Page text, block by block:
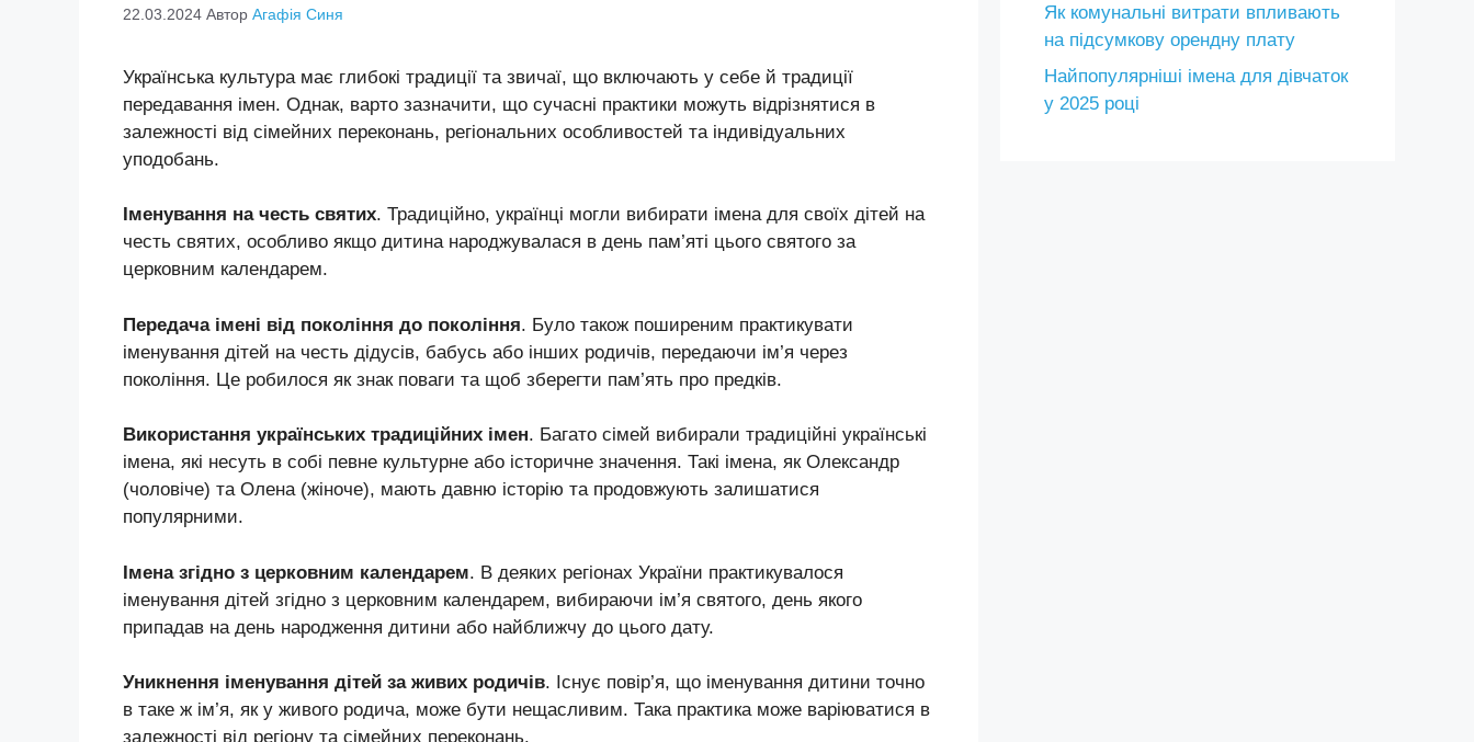
22.03.2024 Автор Агафія Синя
Українська культура має глибокі традиції та звичаї, що включають у себе й традиції
передавання імен. Однак, варто зазначити, що сучасні практики можуть відрізнятися в
залежності від сімейних переконань, регіональних особливостей та індивідуальних
уподобань.
Іменування на честь святих. Традиційно, українці могли вибирати імена для своїх дітей на
честь святих, особливо якщо дитина народжувалася в день пам’яті цього святого за
церковним календарем.
Передача імені від покоління до покоління. Було також поширеним практикувати
іменування дітей на честь дідусів, бабусь або інших родичів, передаючи ім’я через
покоління. Це робилося як знак поваги та щоб зберегти пам’ять про предків.
Використання українських традиційних імен. Багато сімей вибирали традиційні українські
імена, які несуть в собі певне культурне або історичне значення. Такі імена, як Олександр
(чоловіче) та Олена (жіноче), мають давню історію та продовжують залишатися
популярними.
Імена згідно з церковним календарем. В деяких регіонах України практикувалося
іменування дітей згідно з церковним календарем, вибираючи ім’я святого, день якого
припадав на день народження дитини або найближчу до цього дату.
Уникнення іменування дітей за живих родичів. Існує повір’я, що іменування дитини точно
в таке ж ім’я, як у живого родича, може бути нещасливим. Така практика може варіюватися в
залежності від регіону та сімейних переконань.
Як комунальні витрати впливають
на підсумкову орендну плату
Найпопулярніші імена для дівчаток
у 2025 році